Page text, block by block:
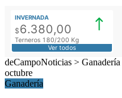
INVERNADA
$6.380,00
Terneros 180/200 Kg
Ver todos
deCampoNoticias > Ganadería
octubre
Ganadería